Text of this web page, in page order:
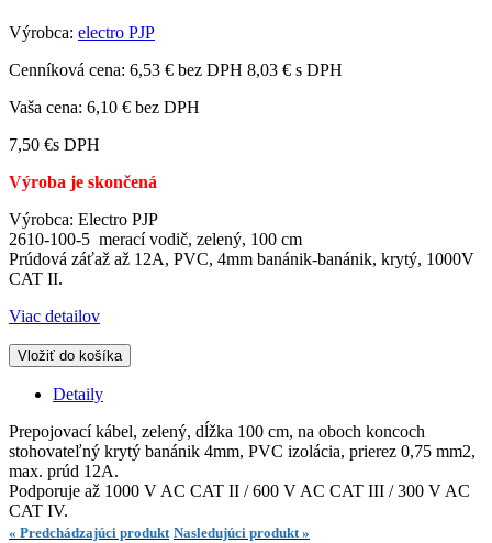
Výrobca: electro PJP
Cenníková cena: 6,53 € bez DPH 8,03 € s DPH
Vaša cena: 6,10 € bez DPH
7,50 €s DPH
Výroba je skončená
Výrobca: Electro PJP
2610-100-5 merací vodič, zelený, 100 cm
Prúdová záťaž až 12A, PVC, 4mm banánik-banánik, krytý, 1000V
CAT II.
Viac detailov
Vložiť do košíka
Detaily
Prepojovací kábel, zelený, dĺžka 100 cm, na oboch koncoch
stohovateľný krytý banánik 4mm, PVC izolácia, prierez 0,75 mm2,
max. prúd 12A.
Podporuje až 1000 V AC CAT II / 600 V AC CAT III / 300 V AC
CAT IV.
« Predchádzajúci produkt Nasledujúci produkt »